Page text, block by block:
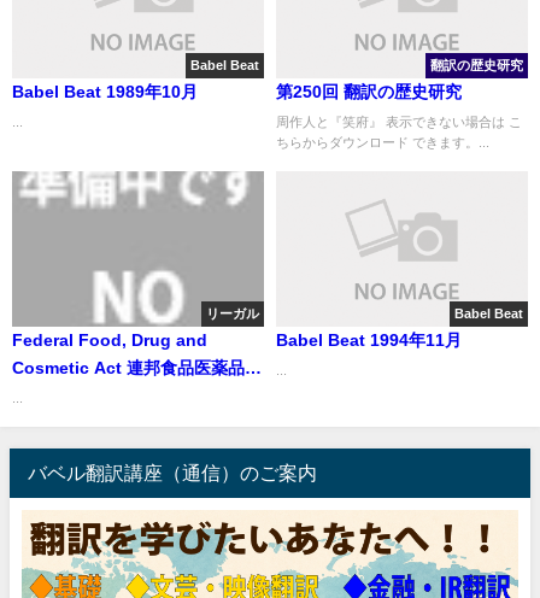
Babel Beat
Babel Beat 1989年10月
翻訳の歴史研究
第250回 翻訳の歴史研究
周作人と『笑府』 表示できない場合は こ
ちらからダウンロード できます。...
リーガル
Federal Food, Drug and
Cosmetic Act 連邦食品医薬品化
Babel Beat
Babel Beat 1994年11月
バベル翻訳講座（通信）のご案内